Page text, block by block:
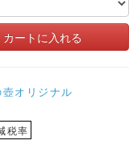
オリジナル
税率